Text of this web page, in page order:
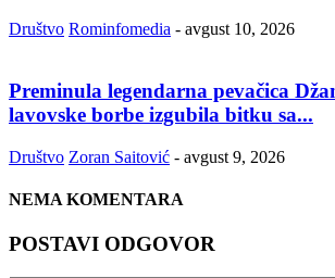
Društvo Rominfomedia - avgust 10, 2026
Preminula legendarna pevačica
lavovske borbe izgubila bitku sa...
Društvo Zoran Saitović - avgust 9, 2026
NEMA KOMENTARA
POSTAVI ODGOVOR